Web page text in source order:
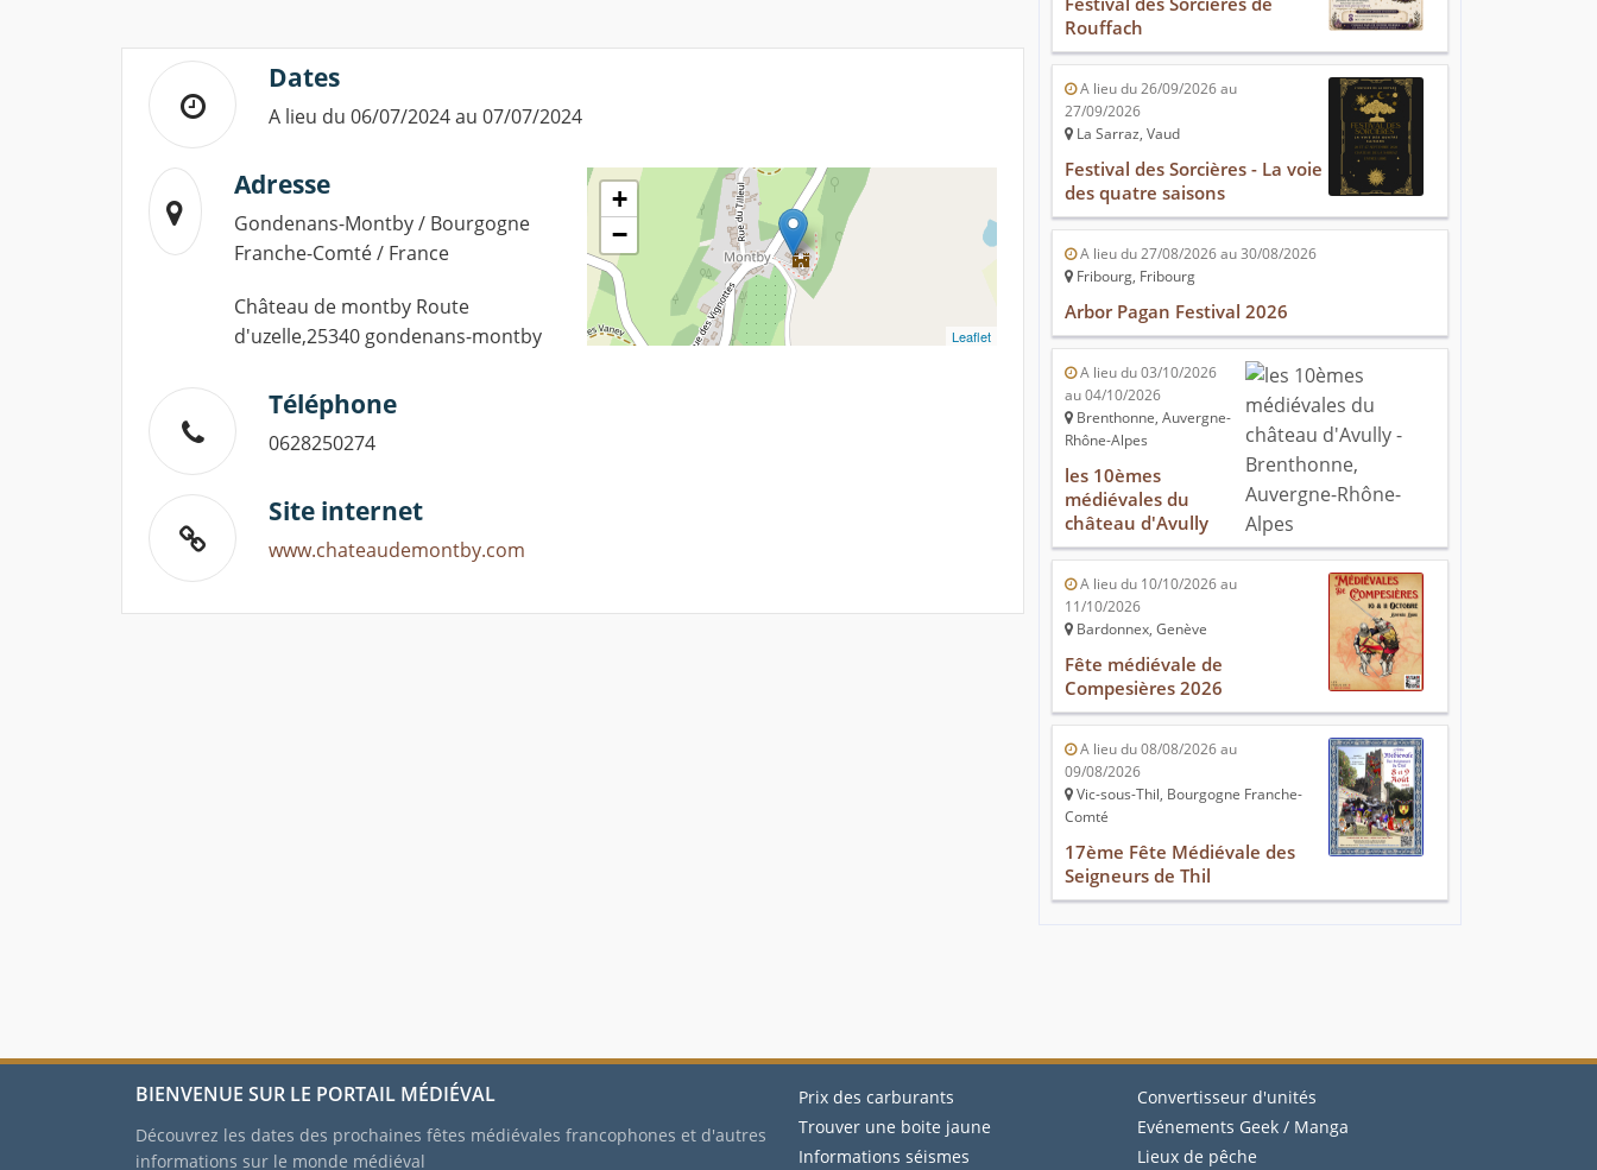
Dates
A lieu du 06/07/2024 au 07/07/2024
Adresse
Gondenans-Montby / Bourgogne
Franche-Comté / France
Château de montby Route
d'uzelle,25340 gondenans-montby
+
−
Leaflet
Téléphone
0628250274
Site internet
www.chateaudemontby.com
Rouffach
A lieu du 26/09/2026 au
27/09/2026
La Sarraz, Vaud
Festival des Sorcières - La voie
des quatre saisons
A lieu du 27/08/2026 au 30/08/2026
Fribourg, Fribourg
Arbor Pagan Festival 2026
A lieu du 03/10/2026
au 04/10/2026
Brenthonne, Auvergne-
Rhône-Alpes
les 10èmes
médiévales du
château d'Avully
A lieu du 10/10/2026 au
11/10/2026
Bardonnex, Genève
Fête médiévale de
Compesières 2026
A lieu du 08/08/2026 au
09/08/2026
Vic-sous-Thil, Bourgogne Franche-
Comté
17ème Fête Médiévale des
Seigneurs de Thil
BIENVENUE SUR LE PORTAIL MÉDIÉVAL
Découvrez les dates des prochaines fêtes médiévales francophones et d'autres
informations sur le monde médiéval
Prix des carburants
Trouver une boite jaune
Informations séismes
Convertisseur d'unités
Evénements Geek / Manga
Lieux de pêche